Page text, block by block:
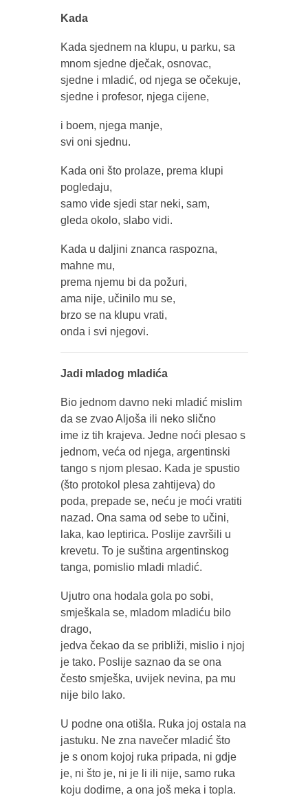
Kada
Kada sjednem na klupu, u parku, sa
mnom sjedne dječak, osnovac,
sjedne i mladić, od njega se očekuje,
sjedne i profesor, njega cijene,
i boem, njega manje,
svi oni sjednu.
Kada oni što prolaze, prema klupi
pogledaju,
samo vide sjedi star neki, sam,
gleda okolo, slabo vidi.
Kada u daljini znanca raspozna,
mahne mu,
prema njemu bi da požuri,
ama nije, učinilo mu se,
brzo se na klupu vrati,
onda i svi njegovi.
Jadi mladog mladića
Bio jednom davno neki mladić mislim
da se zvao Aljoša ili neko slično
ime iz tih krajeva. Jedne noći plesao s
jednom, veća od njega, argentinski
tango s njom plesao. Kada je spustio
(što protokol plesa zahtijeva) do
poda, prepade se, neću je moći vratiti
nazad. Ona sama od sebe to učini,
laka, kao leptirica. Poslije završili u
krevetu. To je suština argentinskog
tanga, pomislio mladi mladić.
Ujutro ona hodala gola po sobi,
smješkala se, mladom mladiću bilo
drago,
jedva čekao da se približi, mislio i njoj
je tako. Poslije saznao da se ona
često smješka, uvijek nevina, pa mu
nije bilo lako.
U podne ona otišla. Ruka joj ostala na
jastuku. Ne zna navečer mladić što
je s onom kojoj ruka pripada, ni gdje
je, ni što je, ni je li ili nije, samo ruka
koju dodirne, a ona još meka i topla.